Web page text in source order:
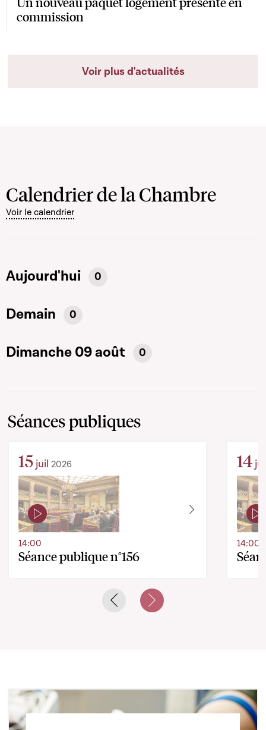
commission
Voir plus d'actualités
Calendrier de la Chambre
Voir le calendrier
Aujourd'hui 0
Demain 0
Dimanche 09 août 0
Séances publiques
15 juil 2026
Séance publique n°156
14:00
14
14:00
Previous slideNext slide